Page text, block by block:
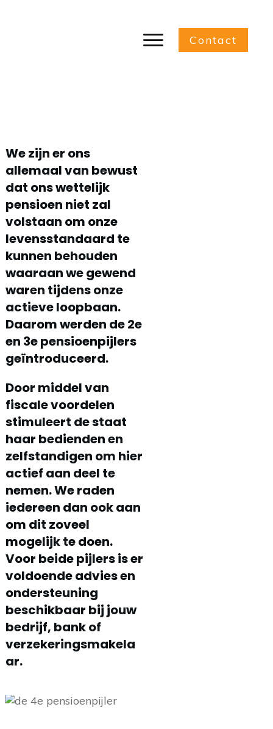
Contact
We zijn er ons
allemaal van bewust
dat ons wettelijk
pensioen niet zal
volstaan om onze
levensstandaard te
kunnen behouden
waaraan we gewend
waren tijdens onze
actieve loopbaan.
Daarom werden de 2e
en 3e pensioenpijlers
geïntroduceerd.
Door middel van
fiscale voordelen
stimuleert de staat
haar bedienden en
zelfstandigen om hier
actief aan deel te
nemen. We raden
iedereen dan ook aan
om dit zoveel
mogelijk te doen.
Voor beide pijlers is er
voldoende advies en
ondersteuning
beschikbaar bij jouw
bedrijf, bank of
verzekeringsmakela
ar.